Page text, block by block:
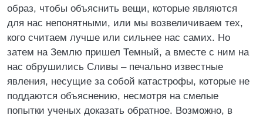
образ, чтобы объяснить вещи, которые являются
для нас непонятными, или мы возвеличиваем тех,
кого считаем лучше или сильнее нас самих. Но
затем на Землю пришел Темный, а вместе с ним на
нас обрушились Сливы – печально известные
явления, несущие за собой катастрофы, которые не
поддаются объяснению, несмотря на смелые
попытки ученых доказать обратное. Возможно, в